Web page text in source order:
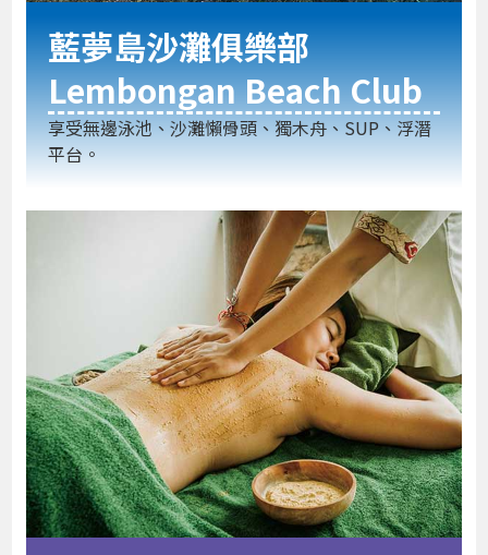
藍夢島沙灘俱樂部
Lembongan Beach Club
享受無邊泳池、沙灘懶骨頭、獨木舟、SUP、浮潛
平台。